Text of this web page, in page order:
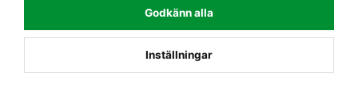
Godkänn alla
Inställningar